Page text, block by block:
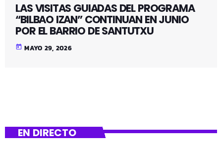
LAS VISITAS GUIADAS DEL PROGRAMA
“BILBAO IZAN” CONTINUAN EN JUNIO
POR EL BARRIO DE SANTUTXU
today MAYO 29, 2026
EN DIRECTO